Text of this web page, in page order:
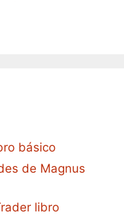
básico
de Magnus
libro